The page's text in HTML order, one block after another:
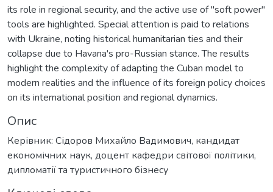
its role in regional security, and the active use of "soft power"
tools are highlighted. Special attention is paid to relations
with Ukraine, noting historical humanitarian ties and their
collapse due to Havana's pro-Russian stance. The results
highlight the complexity of adapting the Cuban model to
modern realities and the influence of its foreign policy choices
on its international position and regional dynamics.
Опис
Керівник: Сідоров Михайло Вадимович, кандидат
економічних наук, доцент кафедри світової політики,
дипломатії та туристичного бізнесу